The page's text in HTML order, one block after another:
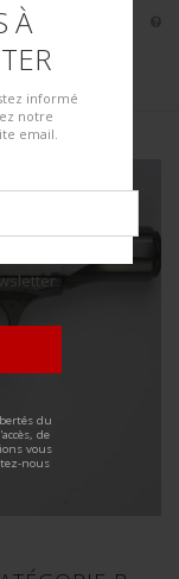
À
informé
notre
email.
du
de
vous
nous